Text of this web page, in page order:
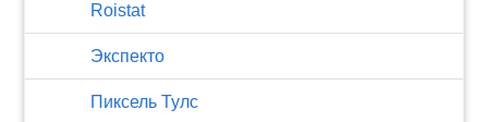
Roistat
Экспекто
Пиксель Тулс